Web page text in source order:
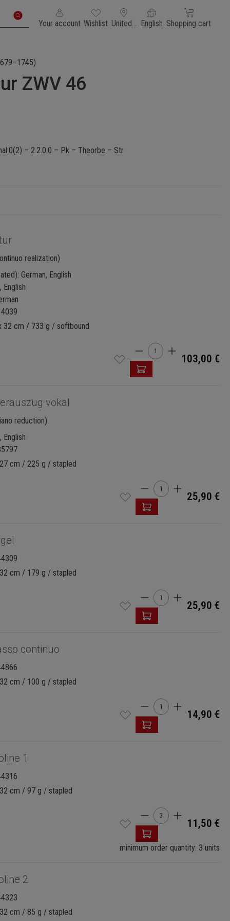
Your account You have 0 wishlist items
Wishlist United States of America
English Shopping cart
Shopping cart
ZWV 46
– 2.2.0.0 – Pk – Theorbe – Str
realization)
German, English
English
32 cm / 733 g / softbound
Product Quantity:
103,00 €
vokal
reduction)
English
cm / 225 g / stapled
Product
25,90 €
cm / 179 g / stapled
Product
25,90 €
continuo
cm / 100 g / stapled
Product
14,90 €
1
cm / 97 g / stapled
Product
11,50 €
minimum order quantity: 3 units
2
cm / 85 g / stapled